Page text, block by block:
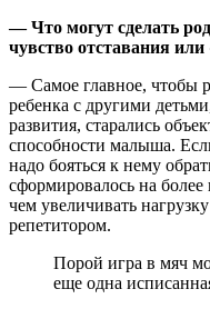
— Что могут сделать
чувство отставания или
— Самое главное, чтобы
ребенка с другими
развития, старались
способности малыша.
надо бояться к нему
сформировалось на более
чем увеличивать
репетитором.
Порой игра в мяч
еще одна